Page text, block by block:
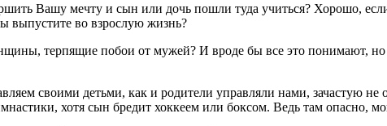
Вашу мечту и сын или дочь пошли туда учиться? Хорошо,
выпустите во взрослую жизнь?
терпящие побои от мужей? И вроде бы все это понимают,
своими детьми, как и родители управляли нами, зачастую
хотя сын бредит хоккеем или боксом. Ведь там опасно,